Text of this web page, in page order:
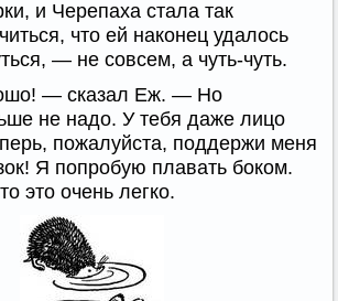
и Черепаха стала так
что ей наконец удалось
— не совсем, а чуть-чуть.
— сказал Еж. — Но
не надо. У тебя даже лицо
пожалуйста, поддержи меня
Я попробую плавать боком.
это очень легко.